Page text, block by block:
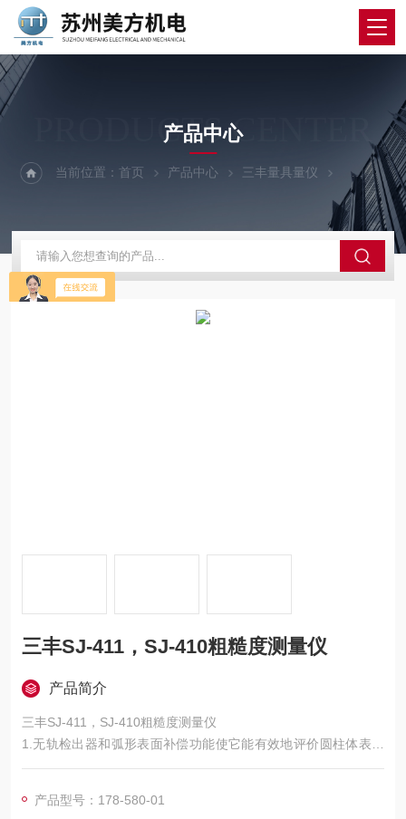
PRODUCTS CENTER
产品中心
当前位置：首页 产品中心 三丰量具量仪 三丰粗糙
三丰SJ-411，SJ-410粗糙度测量仪
产品简介
三丰SJ-411，SJ-410粗糙度测量仪
1.无轨检出器和弧形表面补偿功能使它能有效地评价圆柱体表面
粗糙度。
3.测量数据可通过RS-232C接口电缆（选件）由外部PC输出。
产品型号：178-580-01